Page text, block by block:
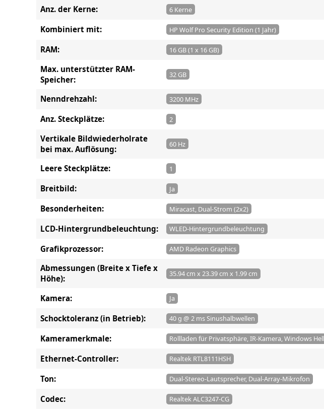
Anz. der Kerne: 6 Kerne
Kombiniert mit: HP Wolf Pro Security Edition (1 Jahr)
RAM: 16 GB (1 x 16 GB)
Max. unterstützter RAM-
Speicher:
32 GB
Nenndrehzahl: 3200 MHz
Anz. Steckplätze: 2
Vertikale Bildwiederholrate
bei max. Auflösung:
60 Hz
Leere Steckplätze: 1
Breitbild: Ja
Besonderheiten: Miracast, Dual-Strom (2x2)
LCD-Hintergrundbeleuchtung: WLED-Hintergrundbeleuchtung
Grafikprozessor: AMD Radeon Graphics
Abmessungen (Breite x Tiefe x
Höhe):
35.94 cm x 23.39 cm x 1.99 cm
Kamera: Ja
Schocktoleranz (in Betrieb): 40 g @ 2 ms Sinushalbwellen
Kameramerkmale: Rollladen für Privatsphäre, IR-Kamera, Windows
Ethernet-Controller: Realtek RTL8111HSH
Ton: Dual-Stereo-Lautsprecher, Dual-Array-Mikrofon
Codec: Realtek ALC3247-CG